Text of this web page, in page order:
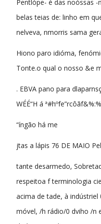
Pentlópe- é das noóssas -
belas teias de: linho em
nelveva, nmorris sama
Hiono paro idióma,
Tonte.o qual o nosso &e
. EBVA pano para
WÉÉ“H á
“íngão há me
jtas a lápis 76 DE MAIO
tante desarmedo,
respeitoa f terminologia
acima de tade, à indústriel
móvel, /h rádio/0 dviho /n